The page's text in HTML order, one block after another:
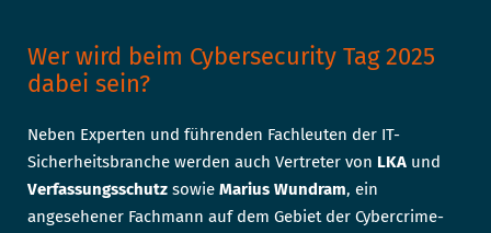
Wer wird beim Cybersecurity Tag 2025
dabei sein?
Neben Experten und führenden Fachleuten der IT-
Sicherheitsbranche werden auch Vertreter von LKA und
Verfassungsschutz sowie Marius Wundram, ein
angesehener Fachmann auf dem Gebiet der Cybercrime-